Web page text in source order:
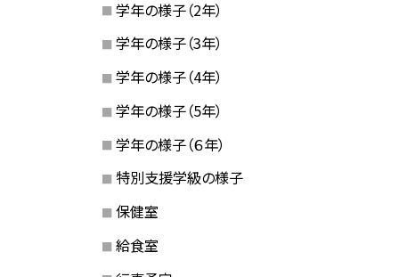
学年の様子（2年）
学年の様子（3年）
学年の様子（4年）
学年の様子（5年）
学年の様子（６年）
特別支援学級の様子
保健室
給食室